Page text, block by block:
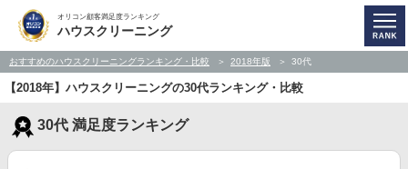
オリコン顧客満足度ランキング
ハウスクリーニング
おすすめのハウスクリーニングランキング・比較 2018年版 30代
【2018年】ハウスクリーニングの30代ランキング・比較
30代 満足度ランキング